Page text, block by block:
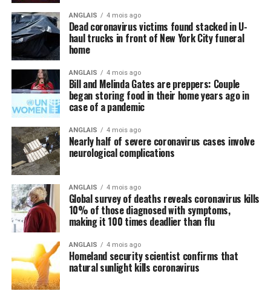
ANGLAIS 4 mois ago
Dead coronavirus victims found stacked in U-
haul trucks in front of New York City funeral
home
ANGLAIS 4 mois ago
Bill and Melinda Gates are preppers: Couple
began storing food in their home years ago in
case of a pandemic
ANGLAIS 4 mois ago
Nearly half of severe coronavirus cases involve
neurological complications
ANGLAIS 4 mois ago
Global survey of deaths reveals coronavirus kills
10% of those diagnosed with symptoms,
making it 100 times deadlier than flu
ANGLAIS 4 mois ago
Homeland security scientist confirms that
natural sunlight kills coronavirus